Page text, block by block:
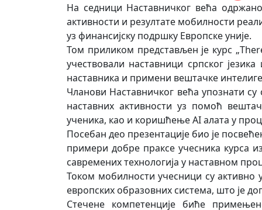
На седници Наставничког већа
активности и резултате мобилности
уз финансијску подршку Европске уније.
Том приликом представљен је курс
учествовали наставници српског
наставника и примени вештачке
Чланови Наставничког већа упознати
наставних активности уз помоћ
ученика, као и коришћење AI алата у
Посебан део презентације био је
примери добре праксе учесника курса
савремених технологија у наставном
Током мобилности учесници су активно
европских образовних система, што је
Стечене компетенције биће